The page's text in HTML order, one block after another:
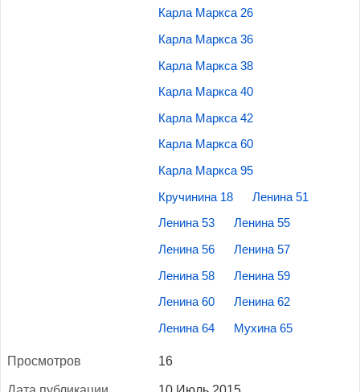
Карла Маркса 26
Карла Маркса 36
Карла Маркса 38
Карла Маркса 40
Карла Маркса 42
Карла Маркса 60
Карла Маркса 95
Кручинина 18 Ленина 51
Ленина 53 Ленина 55
Ленина 56 Ленина 57
Ленина 58 Ленина 59
Ленина 60 Ленина 62
Ленина 64 Мухина 65
Прос­мотров 16